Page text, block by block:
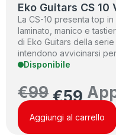
Eko Guitars CS
La CS-10 presenta top
laminato, manico e
di Eko Guitars della
intendono avvicinarsi
Disponibile
€99 €59
Aggiungi al carrello